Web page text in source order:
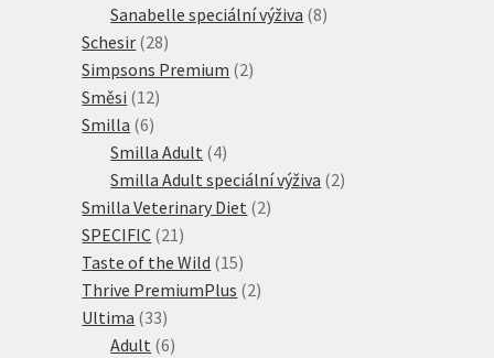
produkt
Sanabelle speciální výživa 88
Schesir 2828
produktů
Simpsons Premium 22
Směsi 1212
Smilla 66
produktů
Smilla Adult 44
produkty
Smilla Adult speciální výživa 22
Smilla Veterinary Diet 22
SPECIFIC 21 21
produktů
Taste of the Wild 1515
produktů
Thrive PremiumPlus 22
Ultima 3333
produktů
Adult 66